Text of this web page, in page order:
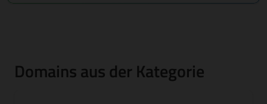
Domains aus der Kategorie